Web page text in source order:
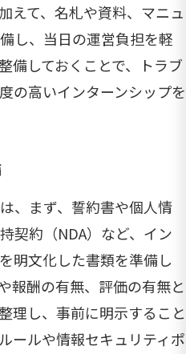
えて、名札や資料、マニュ
し、当日の運営負担を軽
備しておくことで、トラブ
の高いインターンシップを
、まず、誓約書や個人情
契約（NDA）など、イン
明文化した書類を準備し
報酬の有無、評価の有無と
理し、事前に明示すること
ールや情報セキュリティポ